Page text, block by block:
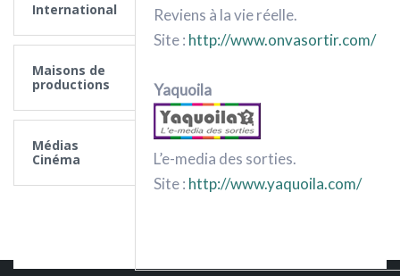
International
Maisons de
productions
Médias
Cinéma
Reviens à la vie réelle.
Site : http://www.onvasortir.com/
Yaquoila
L’e-media des sorties.
Site : http://www.yaquoila.com/